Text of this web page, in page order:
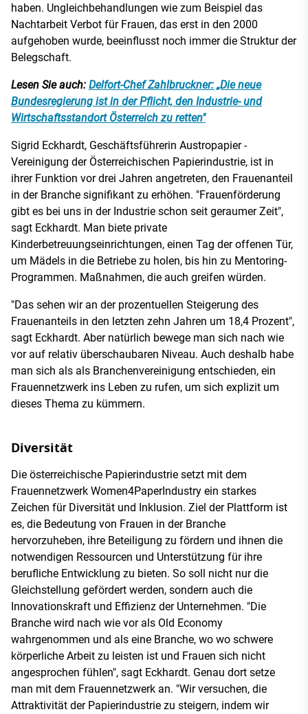
haben. Ungleichbehandlungen wie zum Beispiel das
Nachtarbeit Verbot für Frauen, das erst in den 2000
aufgehoben wurde, beeinflusst noch immer die Struktur der
Belegschaft.
Lesen Sie auch: Delfort-Chef Zahlbruckner: „Die neue
Bundesregierung ist in der Pflicht, den Industrie- und
Wirtschaftsstandort Österreich zu retten"
Sigrid Eckhardt, Geschäftsführerin Austropapier -
Vereinigung der Österreichischen Papierindustrie, ist in
ihrer Funktion vor drei Jahren angetreten, den Frauenanteil
in der Branche signifikant zu erhöhen. "Frauenförderung
gibt es bei uns in der Industrie schon seit geraumer Zeit",
sagt Eckhardt. Man biete private
Kinderbetreuungseinrichtungen, einen Tag der offenen Tür,
um Mädels in die Betriebe zu holen, bis hin zu Mentoring-
Programmen. Maßnahmen, die auch greifen würden.
"Das sehen wir an der prozentuellen Steigerung des
Frauenanteils in den letzten zehn Jahren um 18,4 Prozent",
sagt Eckhardt. Aber natürlich bewege man sich nach wie
vor auf relativ überschaubaren Niveau. Auch deshalb habe
man sich als als Branchenvereinigung entschieden, ein
Frauennetzwerk ins Leben zu rufen, um sich explizit um
dieses Thema zu kümmern.
Diversität
Die österreichische Papierindustrie setzt mit dem
Frauennetzwerk Women4PaperIndustry ein starkes
Zeichen für Diversität und Inklusion. Ziel der Plattform ist
es, die Bedeutung von Frauen in der Branche
hervorzuheben, ihre Beteiligung zu fördern und ihnen die
notwendigen Ressourcen und Unterstützung für ihre
berufliche Entwicklung zu bieten. So soll nicht nur die
Gleichstellung gefördert werden, sondern auch die
Innovationskraft und Effizienz der Unternehmen. "Die
Branche wird nach wie vor als Old Economy
wahrgenommen und als eine Branche, wo wo schwere
körperliche Arbeit zu leisten ist und Frauen sich nicht
angesprochen fühlen", sagt Eckhardt. Genau dort setze
man mit dem Frauennetzwerk an. "Wir versuchen, die
Attraktivität der Papierindustrie zu steigern, indem wir